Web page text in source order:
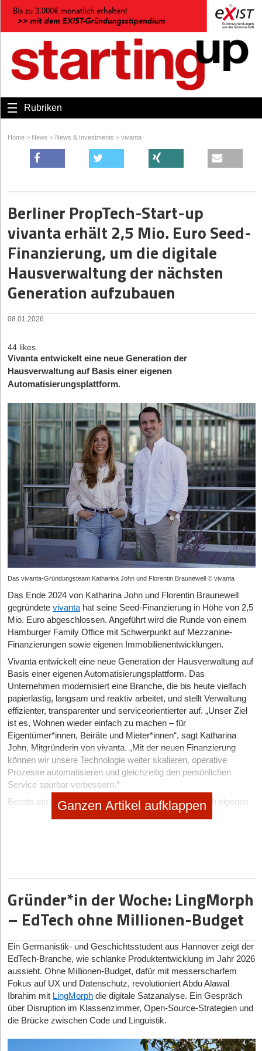
Rubriken
Home > News > News & Investments > vivanta
Berliner PropTech-Start-up
vivanta erhält 2,5 Mio. Euro Seed-
Finanzierung, um die digitale
Hausverwaltung der nächsten
Generation aufzubauen
08.01.2026
44 likes
Vivanta entwickelt eine neue Generation der
Hausverwaltung auf Basis einer eigenen
Automatisierungsplattform.
Das vivanta-Gründungsteam Katharina John und Florentin Braunewell © vivanta
Das Ende 2024 von Katharina John und Florentin Braunewell
gegründete vivanta hat seine Seed-Finanzierung in Höhe von 2,5
Mio. Euro abgeschlossen. Angeführt wird die Runde von einem
Hamburger Family Office mit Schwerpunkt auf Mezzanine-
Finanzierungen sowie eigenen Immobilienentwicklungen.
Vivanta entwickelt eine neue Generation der Hausverwaltung auf
Basis einer eigenen Automatisierungsplattform. Das
Unternehmen modernisiert eine Branche, die bis heute vielfach
papierlastig, langsam und reaktiv arbeitet, und stellt Verwaltung
effizienter, transparenter und serviceorientierter auf. „Unser Ziel
ist es, Wohnen wieder einfach zu machen – für
Eigentümer*innen, Beiräte und Mieter*innen“, sagt Katharina
John, Mitgründerin von vivanta. „Mit der neuen Finanzierung
können wir unsere Technologie weiter skalieren, operative
Prozesse automatisieren und gleichzeitig den persönlichen
Service spürbar verbessern.“
Bereits ein Jahr nach Gründung verwaltet vivanta nach eigenen
Angaben über 1.500 Einheiten. Das Unternehmen ist vollständig
nachhaltig zu wachsen.
„In den letzten zwölf Monaten haben wir sehr genau analysiert,
konsequent an die Ursachen“, ergänzt Florentin Braunewell,
Mitgründer von vivanta. „Viele Lösungen optimieren einzelne
Schritte, lassen aber die Grundprobleme bestehen.
Automatisierung ist für uns kein Selbstzweck, sondern schafft
Zeit für Betreuung, Qualität und Verlässlichkeit.“
Das frische Kapital soll insbesondere in die Weiterentwicklung
der eigenen Technologieplattform, den Ausbau des Teams sowie
prüft vivanta punktuell strategische Zukäufe, insbesondere in
Ganzen Artikel aufklappen
Gründer*in der Woche: LingMorph
– EdTech ohne Millionen-Budget
Ein Germanistik- und Geschichtsstudent aus Hannover zeigt der
EdTech-Branche, wie schlanke Produktentwicklung im Jahr 2026
aussieht. Ohne Millionen-Budget, dafür mit messerscharfem
Fokus auf UX und Datenschutz, revolutioniert Abdu Alawal
Ibrahim mit LingMorph die digitale Satzanalyse. Ein Gespräch
über Disruption im Klassenzimmer, Open-Source-Strategien und
die Brücke zwischen Code und Linguistik.